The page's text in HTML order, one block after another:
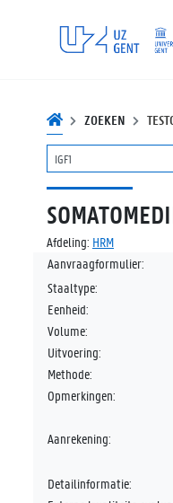
ZOEKEN
Afdeling: HRM
Aanvraagformulier:
Staaltype:
Eenheid:
Volume:
Uitvoering:
Methode:
Opmerkingen:
Aanrekening:
Detailinformatie: